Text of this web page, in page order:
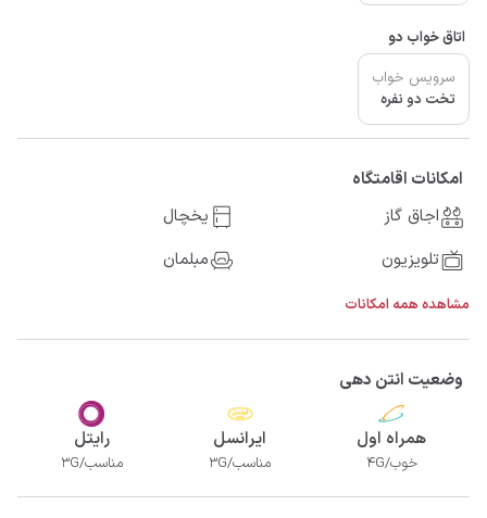
اتاق خواب دو
سرویس خواب
تخت دو نفره
امکانات اقامتگاه
اجاق گاز
یخچال
تلویزیون
مبلمان
مشاهده همه امکانات
وضعیت انتن دهی
همراه اول
خوب/4G
ایرانسل
مناسب/3G
رایتل
مناسب/3G